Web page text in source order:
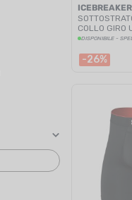
ICEBREAKER
COLLO GIRO
DISPONIBILE -
-26%